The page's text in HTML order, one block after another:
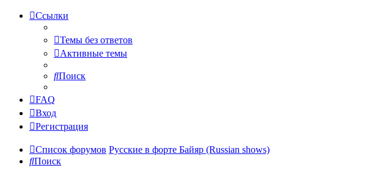
Ссылки
Темы без ответов
Активные темы
Поиск
FAQ
Вход
Регистрация
Список форумов Русские в форте Байяр (Russian shows)
Поиск